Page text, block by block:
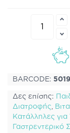
BARCODE:
Δες επίσης:
Διατροφής,
Κατάλληλες
Γαστρεντερικό